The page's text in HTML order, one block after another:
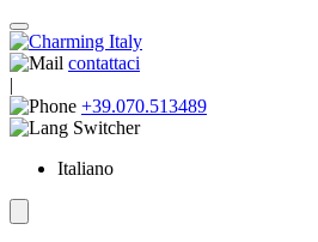
contattaci
|
+39.070.513489
Italiano